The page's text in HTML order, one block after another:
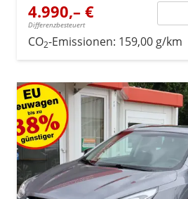
4.990,– €
Differenzbesteuert
CO2-Emissionen: 159,00 g/km